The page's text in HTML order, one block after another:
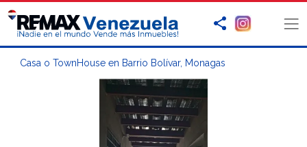
Casa o TownHouse en Barrio Bolívar, Monagas